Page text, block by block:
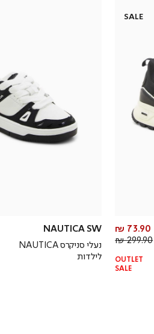
SALE
מחיר
מוצר
73.90 ₪
מחיר
299.90 ₪
OUTLET
SALE
NAUTICA SW
נעלי סניקרס NAUTICA
לילדות